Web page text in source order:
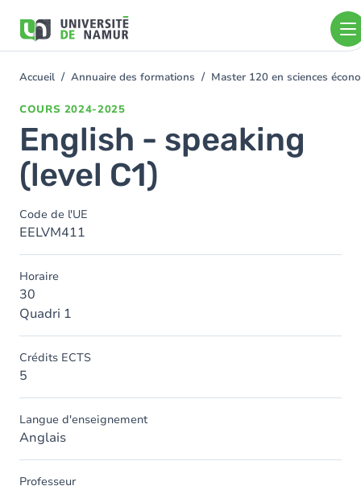
contenu
You
Accueil Annuaire des formations Master 120 en sciences
COURS 2024-2025
English - speaking
(level C1)
Code de l'UE
EELVM411
Horaire
30
Quadri 1
Crédits ECTS
5
Langue d'enseignement
Anglais
Professeur